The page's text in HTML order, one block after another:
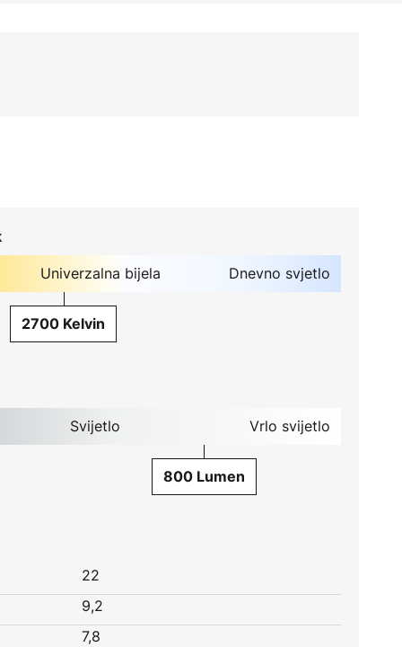
Univerzalna bijela Dnevno svjetlo
2700 Kelvin
Svijetlo Vrlo svijetlo
800 Lumen
22
9,2
7,8